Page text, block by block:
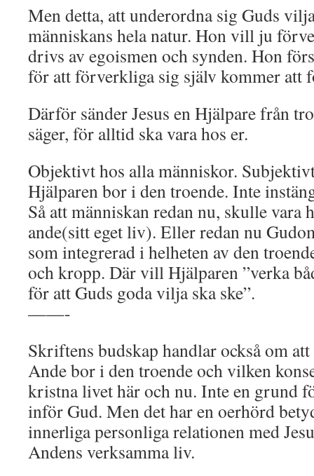
Men detta, att underordna sig Guds
människans hela natur. Hon vill ju
drivs av egoismen och synden. Hon
för att förverkliga sig själv kommer att
Därför sänder Jesus en Hjälpare från
säger, för alltid ska vara hos er.
Objektivt hos alla människor.
Hjälparen bor i den troende. Inte
Så att människan redan nu, skulle
ande(sitt eget liv). Eller redan nu
som integrerad i helheten av den
och kropp. Där vill Hjälparen ”verka
för att Guds goda vilja ska ske”.
——-
Skriftens budskap handlar också om
Ande bor i den troende och vilken
kristna livet här och nu. Inte en grund
inför Gud. Men det har en oerhörd
innerliga personliga relationen med
Andens verksamma liv.